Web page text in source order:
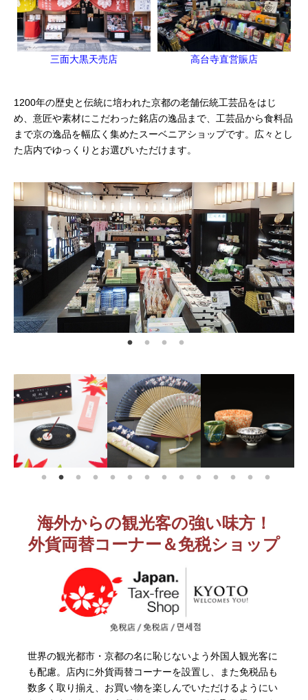
三面大黒天売店 高台寺直営賑店
1200年の歴史と伝統に培われた京都の老舗伝統工芸品をはじ
め、意匠や素材にこだわった銘店の逸品まで、工芸品から食料品
まで京の逸品を幅広く集めたスーベニアショップです。広々とし
た店内でゆっくりとお選びいただけます。
海外からの観光客の強い味方！
外貨両替コーナー＆免税ショップ
世界の観光都市・京都の名に恥じないよう外国人観光客に
も配慮。店内に外貨両替コーナーを設置し、また免税品も
数多く取り揃え、お買い物を楽しんでいただけるようにい